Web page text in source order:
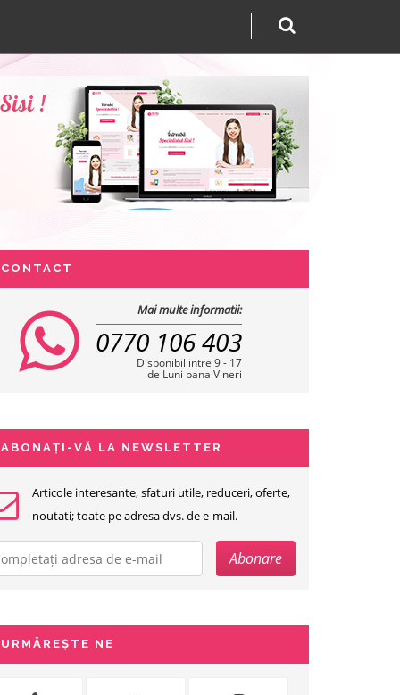
CONTACT
Mai multe informatii:
0770 106 403
Disponibil intre 9 - 17
de Luni pana Vineri
ABONAȚI-VĂ LA NEWSLETTER
Articole interesante, sfaturi utile, reduceri, oferte,
noutati; toate pe adresa dvs. de e-mail.
URMĂREȘTE NE